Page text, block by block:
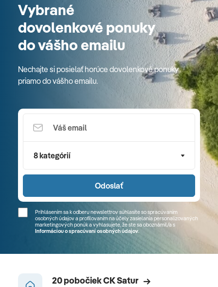
Vybrané
dovolenkové ponuky
do vášho emailu
Nechajte si posielať horúce dovolenkové ponuky
priamo do vášho emailu.
8 kategórií
Odoslať
Prihlásením sa k odberu newslettrov súhlasíte so spracúvaním
osobných údajov a profilovaním na účely zasielania personalizovaných
marketingových ponúk a vyhlasujete, že ste sa oboznámil/a s
Informáciou o spracúvaní osobných údajov.
20 pobočiek CK Satur